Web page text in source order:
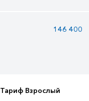
146 400
Тариф Взрослый